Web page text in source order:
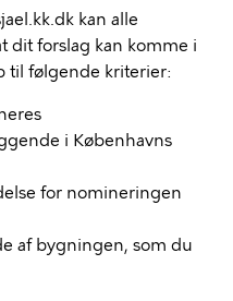
kan alle
dit forslag kan komme i
til følgende kriterier:
i Københavns
for nomineringen
af bygningen, som du